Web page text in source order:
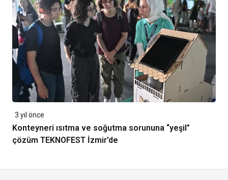
3 yıl önce
Konteyneri ısıtma ve soğutma sorununa “yeşil”
çözüm TEKNOFEST İzmir’de